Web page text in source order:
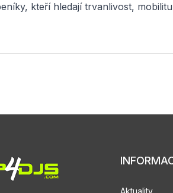
kteří hledají trvanlivost,
Aktuality